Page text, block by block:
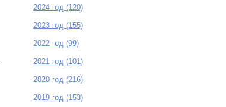
2024 год (120)
2023 год (155)
2022 год (99)
2021 год (101)
2020 год (216)
2019 год (153)